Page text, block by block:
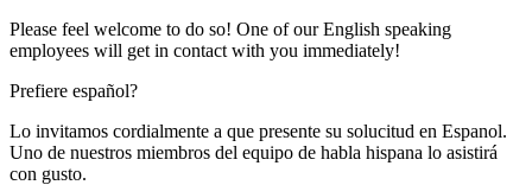
Please feel welcome to do so! One of our English speaking
employees will get in contact with you immediately!
Prefiere español?
Lo invitamos cordialmente a que presente su solucitud en Espanol.
Uno de nuestros miembros del equipo de habla hispana lo asistirá
con gusto.